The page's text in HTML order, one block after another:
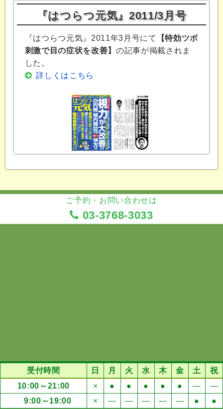
『はつらつ元気』2011/3月号
『はつらつ元気』2011年3月号にて
【特効ツボ
刺激で目の症状を改善】 の記事が掲載されま
した。
詳しくはこちら
ご予約・お問い合わせは
03-3768-3033
受付時間 日 月 火 水 木 金 土
祝
10:00～21:00
× ● ● ● ● ● ―
―
9:00～19:00
× ― ― ― ― ― ● ●